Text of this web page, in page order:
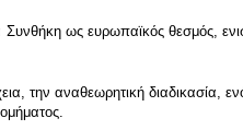
ως ευρωπαϊκός θεσμός,
την αναθεωρητική διαδικασία,